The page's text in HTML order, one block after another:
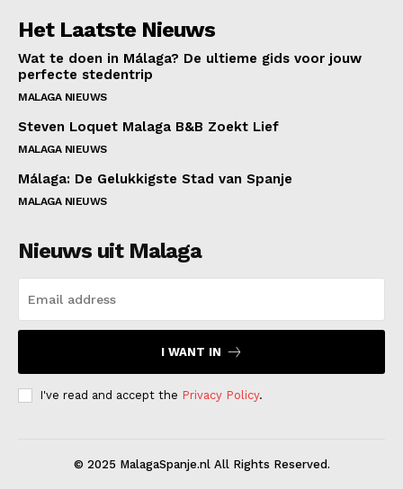
Het Laatste Nieuws
Wat te doen in Málaga? De ultieme gids voor jouw
perfecte stedentrip
MALAGA NIEUWS
Steven Loquet Malaga B&B Zoekt Lief
MALAGA NIEUWS
Málaga: De Gelukkigste Stad van Spanje
MALAGA NIEUWS
Nieuws uit Malaga
I WANT IN
I've read and accept the Privacy Policy.
© 2025 MalagaSpanje.nl All Rights Reserved.